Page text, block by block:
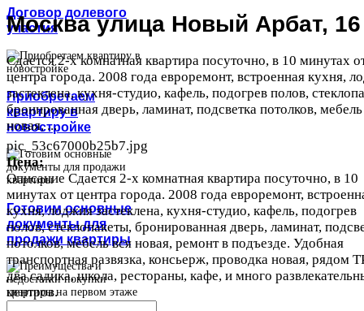
Договор долевого
участия
Приобретаем
квартиру в
новостройке
Готовим основные
документы для
продажи квартиры
Москва улица Новый Арбат, 16
Сдается 2-х комнатная квартира посуточно, в 10 минутах
центра города. 2008 года евроремонт, встроенная кухня,
застеклена, кухня-студио, кафель, подогрев полов,
бронированная дверь, ламинат, подсветка потолков,
новая, ...
pic_53c67000b25b7.jpg
Цена:
Описание Сдается 2-х комнатная квартира посуточно, в 10
минутах от центра города. 2008 года евроремонт,
кухня, лоджия застеклена, кухня-студио, кафель, подогрев
полов, стеклопакеты, бронированная дверь, ламинат,
потолков, мебель вся новая, ремонт в подъезде. Удобная
транспортная развязка, консьерж, проводка новая, рядом
два садика, школа, рестораны, кафе, и много
центров.